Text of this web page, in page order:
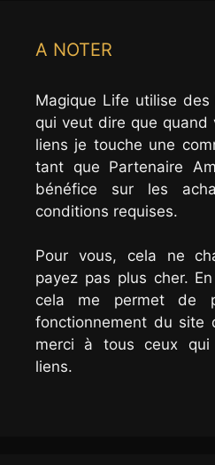
A NOTER
Magique Life utilise des
qui veut dire que quand
liens je touche une
tant que Partenaire
bénéfice sur les
conditions requises.
Pour vous, cela ne
payez pas plus cher.
cela me permet de
fonctionnement du site
merci à tous ceux qui
liens.